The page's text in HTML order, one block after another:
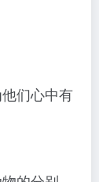
们心中有